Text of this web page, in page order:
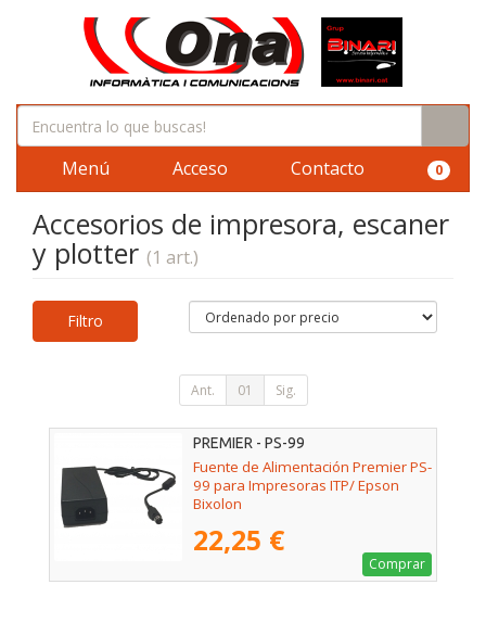
Menú Acceso Contacto 0
Accesorios de impresora, escaner
y plotter (1 art.)
Filtro
Ant. 01 Sig.
PREMIER - PS-99
Fuente de Alimentación Premier PS-
99 para Impresoras ITP/ Epson
Bixolon
22,25 €
Comprar